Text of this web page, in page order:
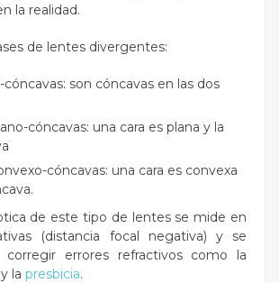
la realidad.
de lentes divergentes:
son cóncavas en las dos
cóncavas: una cara es plana y la
cóncavas: una cara es convexa
de este tipo de lentes se mide en
(distancia focal negativa) y se
corregir errores refractivos como la
la presbicia.